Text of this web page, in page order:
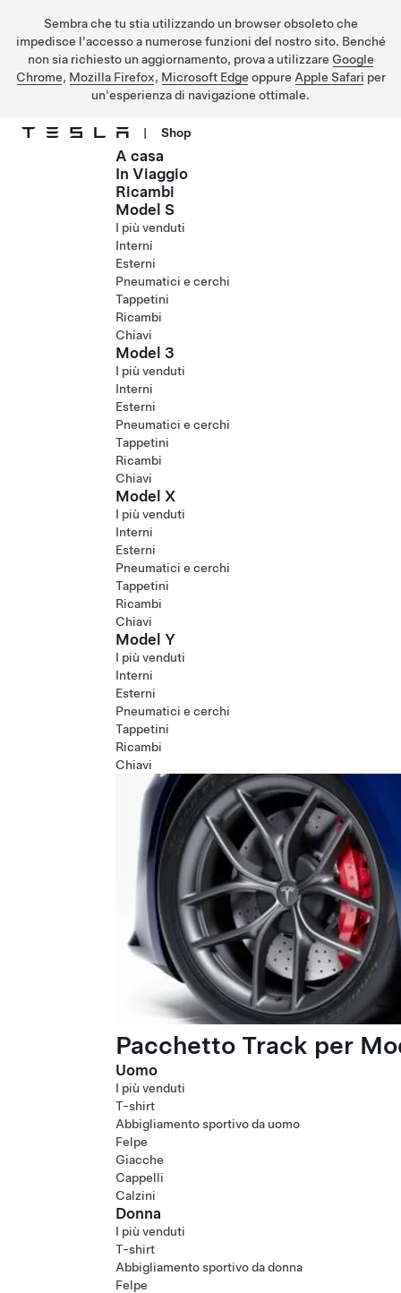
Sembra che tu stia utilizzando un browser obsoleto che
impedisce l'accesso a numerose funzioni del nostro sito. Benché
non sia richiesto un aggiornamento, prova a utilizzare Google
Chrome, Mozilla Firefox, Microsoft Edge oppure Apple Safari per
un'esperienza di navigazione ottimale.
Passa al contenuto principale
| Shop
A casa
In Viaggio
Ricambi
Model S
I più venduti
Interni
Esterni
Pneumatici e cerchi
Tappetini
Ricambi
Chiavi
Model 3
I più venduti
Interni
Esterni
Pneumatici e cerchi
Tappetini
Ricambi
Chiavi
Model X
I più venduti
Interni
Esterni
Pneumatici e cerchi
Tappetini
Ricambi
Chiavi
Model Y
I più venduti
Interni
Esterni
Pneumatici e cerchi
Tappetini
Ricambi
Chiavi
Pacchetto Track per
Uomo
I più venduti
T-shirt
Abbigliamento sportivo da uomo
Felpe
Giacche
Cappelli
Calzini
Donna
I più venduti
T-shirt
Abbigliamento sportivo da donna
Felpe